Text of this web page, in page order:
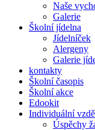
Naše
Galerie
Školní jídelna
Jídelníček
Alergeny
Galerie
kontakty
Školní časopis
Školní akce
Edookit
Individuální
Úspěchy